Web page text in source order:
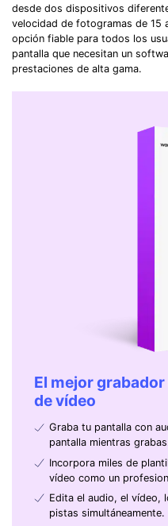
desde dos dispositivos
velocidad de fotogramas de 15
opción fiable para todos los
pantalla que necesitan un
prestaciones de alta gama.
El mejor
de vídeo
Graba tu pantalla con
pantalla mientras
Incorpora miles de
vídeo como un
Edita el audio, el vídeo,
pistas simultáneamente.